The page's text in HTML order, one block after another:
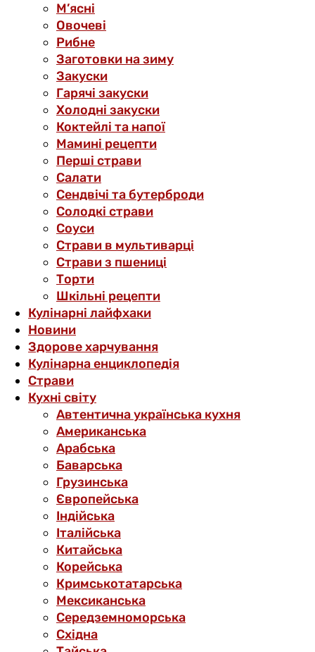
М’ясні
Овочеві
Рибне
Заготовки на зиму
Закуски
Гарячі закуски
Холодні закуски
Коктейлі та напої
Мамині рецепти
Перші страви
Салати
Сендвічі та бутерброди
Солодкі страви
Соуси
Страви в мультиварці
Страви з пшениці
Торти
Шкільні рецепти
Кулінарні лайфхаки
Новини
Здорове харчування
Кулінарна енциклопедія
Страви
Кухні світу
Автентична українська кухня
Американська
Арабська
Баварська
Грузинська
Європейська
Індійська
Італійська
Китайська
Корейська
Кримськотатарська
Мексиканська
Середземноморська
Східна